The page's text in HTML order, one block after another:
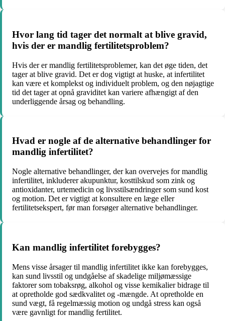
Hvor lang tid tager det normalt at blive gravid,
hvis der er mandlig fertilitetsproblem?
Hvis der er mandlig fertilitetsproblemer, kan det øge tiden, det
tager at blive gravid. Det er dog vigtigt at huske, at infertilitet
kan være et komplekst og individuelt problem, og den nøjagtige
tid det tager at opnå graviditet kan variere afhængigt af den
underliggende årsag og behandling.
Hvad er nogle af de alternative behandlinger for
mandlig infertilitet?
Nogle alternative behandlinger, der kan overvejes for mandlig
infertilitet, inkluderer akupunktur, kosttilskud som zink og
antioxidanter, urtemedicin og livsstilsændringer som sund kost
og motion. Det er vigtigt at konsultere en læge eller
fertilitetsekspert, før man forsøger alternative behandlinger.
Kan mandlig infertilitet forebygges?
Mens visse årsager til mandlig infertilitet ikke kan forebygges,
kan sund livsstil og undgåelse af skadelige miljømæssige
faktorer som tobaksrøg, alkohol og visse kemikalier bidrage til
at opretholde god sædkvalitet og -mængde. At opretholde en
sund vægt, få regelmæssig motion og undgå stress kan også
være gavnligt for mandlig fertilitet.